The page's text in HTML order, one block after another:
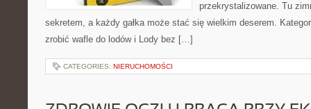
przekrystalizowane. Tu
sekretem, a każdy gałka może stać się wielkim deserem.
zrobić wafle do lodów i Lody bez […]
CATEGORIES: NIERUCHOMOŚCI